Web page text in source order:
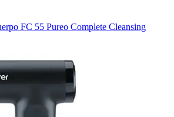
FC 55 Pureo Complete Cleansing